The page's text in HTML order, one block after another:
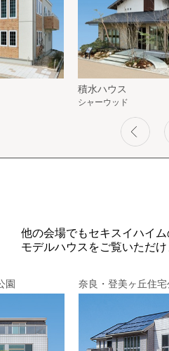
積水ハウス
シャーウッド
他の会場でもセキスイハイ
モデルハウスをご覧いただ
園 奈良・登美ヶ丘住宅